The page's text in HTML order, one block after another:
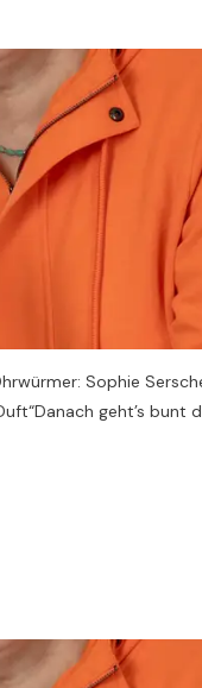
Sophie
geht’s bunt